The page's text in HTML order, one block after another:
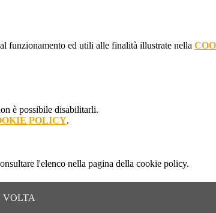
funzionamento ed utili alle finalità illustrate nella
è possibile disabilitarli.
POLICY.
l'elenco nella pagina della cookie policy.
VOLTA